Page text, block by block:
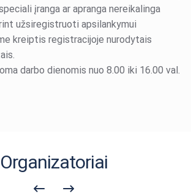
įranga ar apranga nereikalinga
užsiregistruoti apsilankymui
kreiptis registracijoje nurodytais
darbo dienomis nuo 8.00 iki 16.00 val.
Organizatoriai